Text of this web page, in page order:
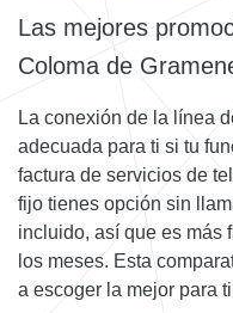
Las mejores
Coloma de
La conexión de la línea
adecuada para ti si tu
factura de servicios de
fijo tienes opción sin
incluido, así que es más
los meses. Esta
a escoger la mejor para